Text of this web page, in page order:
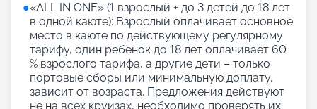
●«АLL IN ONE» (1 взрослый + до 3 детей до 18 лет
в одной каюте): Взрослый оплачивает основное
место в каюте по действующему регулярному
тарифу, один ребенок до 18 лет оплачивает 60
% взрослого тарифа, а другие дети – только
портовые сборы или минимальную доплату,
зависит от возраста. Предложения действуют
не на всех круизах, необходимо проверять их